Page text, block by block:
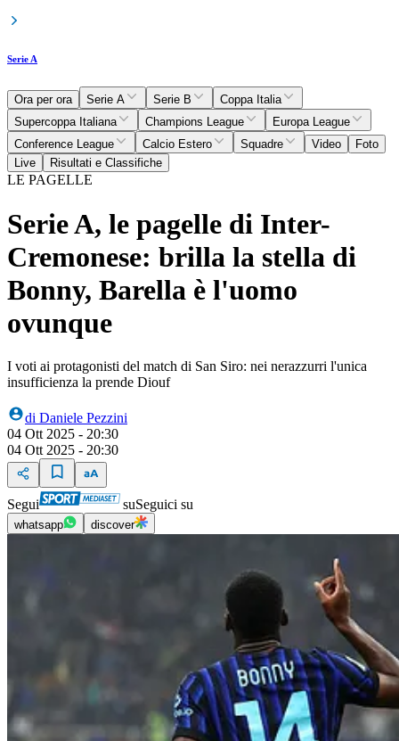
Serie A
Ora per ora Serie A Serie B
Coppa Italia
Supercoppa Italiana
Champions League
Europa League
Conference League
Calcio Estero Squadre Video
Foto
Live
Risultati e Classifiche
LE PAGELLE
Serie A, le pagelle di Inter-
Cremonese: brilla la stella di
Bonny, Barella è l'uomo
ovunque
I voti ai protagonisti del match di San Siro: nei nerazzurri l'unica
insufficienza la prende Diouf
di Daniele Pezzini
04 Ott 2025 - 20:30
04 Ott 2025 - 20:30
Segui suSeguici su
whatsapp discover